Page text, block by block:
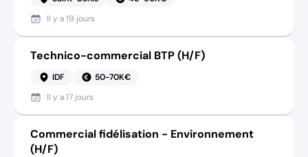
Il y a19 jours
Technico-commercial BTP (H/F)
IDF
50-70K€
Il y a17 jours
Commercial fidélisation - Environnement
(H/F)